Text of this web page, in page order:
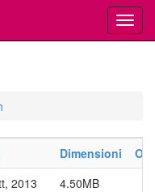
Dimensioni
2013
4.50MB